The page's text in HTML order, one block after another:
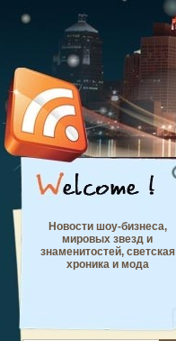
Новости шоу-бизнеса,
мировых звезд и
знаменитостей, светская
хроника и мода